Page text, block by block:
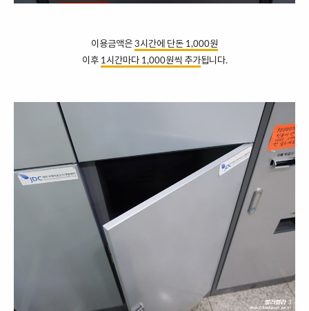
이용금액은 3시간에 단돈 1,000원
이후 1시간마다 1,000원씩 추가됩니다.